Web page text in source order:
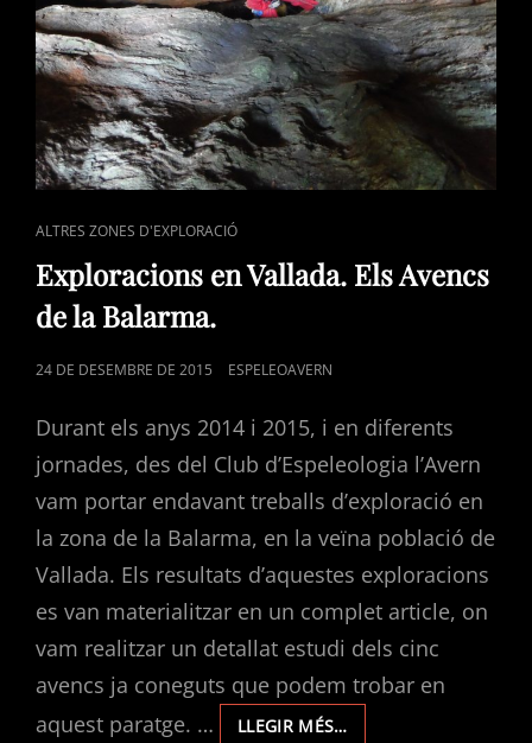
CAT
LINKS
ALTRES ZONES D'EXPLORACIÓ
Exploracions en Vallada. Els Avencs
de la Balarma.
POSTED
24 DE DESEMBRE DE 2015 ESPELEOAVERN
Durant els anys 2014 i 2015, i en diferents
jornades, des del Club d’Espeleologia l’Avern
vam portar endavant treballs d’exploració en
la zona de la Balarma, en la veïna població de
Vallada. Els resultats d’aquestes exploracions
es van materialitzar en un complet article, on
vam realitzar un detallat estudi dels cinc
avencs ja coneguts que podem trobar en
aquest paratge. …
LLEGIR MÉS…EXPLORACIONS